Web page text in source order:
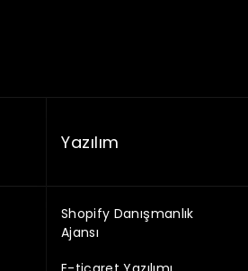
Yazılım
Shopify Danışmanlık
Ajansı